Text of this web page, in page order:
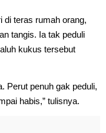
di teras rumah orang,
tangis. Ia tak peduli
kukus tersebut
Perut penuh gak peduli,
habis,” tulisnya.